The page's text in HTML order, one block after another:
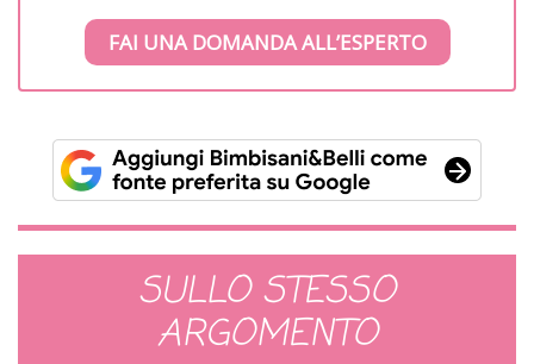
FAI UNA DOMANDA ALL’ESPERTO
SULLO STESSO
ARGOMENTO